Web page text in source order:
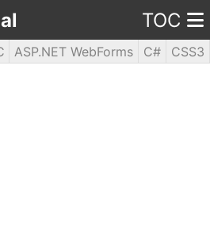
TOC
ASP.NET WebForms C#
CSS3